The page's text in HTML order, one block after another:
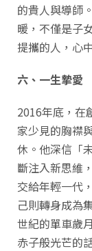
的貴人與導師
暖，不僅是子
提攜的人，心
六、一生摯愛
2016年底，在
家少見的胸襟
休。他深信「
斷注入新思維
交給年輕一代
己則轉身成為
世紀的單車歲
赤子般光芒的